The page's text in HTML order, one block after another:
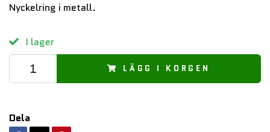
Nyckelring i metall.
I lager
LÄGG I KORGEN
Dela